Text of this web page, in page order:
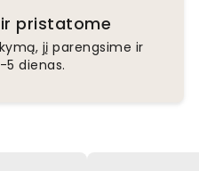
pristatome
jį parengsime ir
5 dienas.